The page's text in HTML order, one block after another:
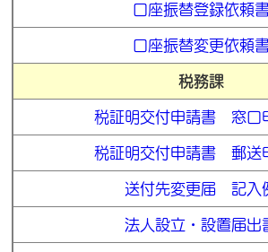
口座振替登録依頼
口座振替変更依頼
税務課
税証明交付申請書 窓口
税証明交付申請書 郵送
送付先変更届 記入
法人設立・設置届出